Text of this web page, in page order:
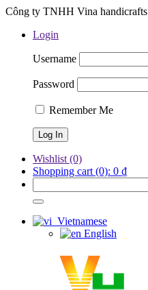
Công ty TNHH Vina handicrafts
Login
Username
Password
Remember Me
Wishlist (0)
Shopping cart (0): 0 ₫
Vietnamese
English